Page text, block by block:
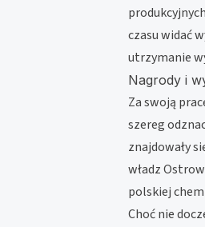
czasu widać
utrzymanie
Nagrody i
Za swoją
szereg
znajdowały
władz
polskiej
Choć nie